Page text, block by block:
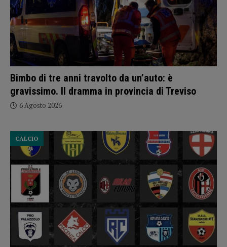
Bimbo di tre anni travolto da un’auto: è
gravissimo. Il dramma in provincia di Treviso
6 Agosto 2026
CALCIO